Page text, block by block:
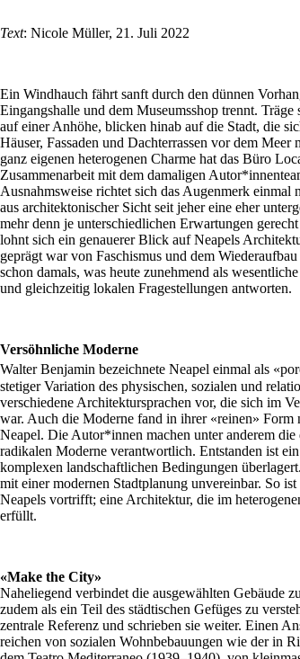
Text: Nicole Müller, 21. Juli 2022
Ein Windhauch fährt sanft durch den dünnen
Eingangshalle und dem Museumsshop trennt.
auf einer Anhöhe, blicken hinab auf die Stadt, die
Häuser, Fassaden und Dachterrassen vor dem
ganz eigenen heterogenen Charme hat das Büro
Zusammenarbeit mit dem damaligen
Ausnahmsweise richtet sich das Augenmerk einmal
aus architektonischer Sicht seit jeher eine eher
mehr denn je unterschiedlichen Erwartungen
lohnt sich ein genauerer Blick auf Neapels
geprägt war von Faschismus und dem
schon damals, was heute zunehmend als
und gleichzeitig lokalen Fragestellungen antworten.
Versöhnliche Moderne
Walter Benjamin bezeichnete Neapel einmal als
stetiger Variation des physischen, sozialen und
verschiedene Architektursprachen vor, die sich im
war. Auch die Moderne fand in ihrer «reinen» Form
Neapel. Die Autor*innen machen unter anderem
radikalen Moderne verantwortlich. Entstanden ist
komplexen landschaftlichen Bedingungen
mit einer modernen Stadtplanung unvereinbar. So
Neapels vortrifft; eine Architektur, die im
erfüllt.
«Make the City»
Naheliegend verbindet die ausgewählten Gebäude
zudem als ein Teil des städtischen Gefüges zu
zentrale Referenz und schrieben sie weiter. Einen
reichen von sozialen Wohnbebauungen wie der in